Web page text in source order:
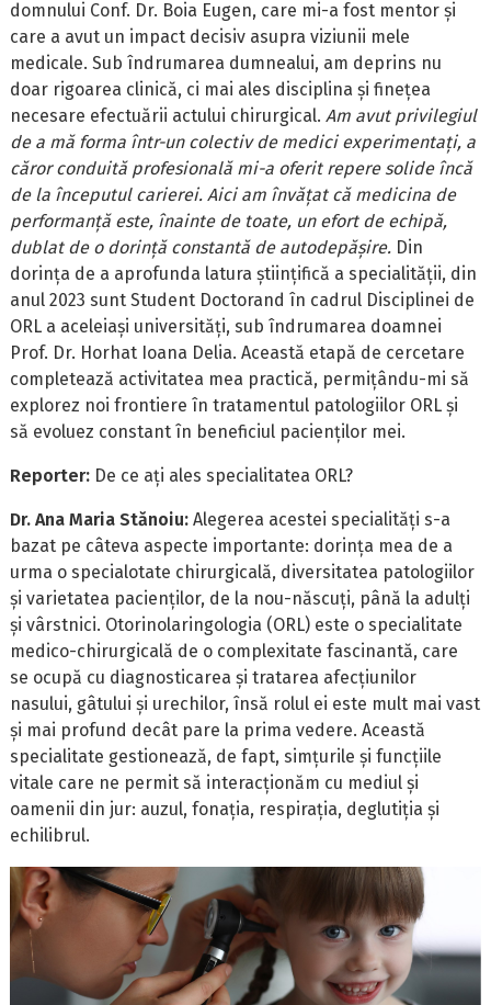
domnului Conf. Dr. Boia Eugen, care mi-a fost mentor și
care a avut un impact decisiv asupra viziunii mele
medicale. Sub îndrumarea dumnealui, am deprins nu
doar rigoarea clinică, ci mai ales disciplina și finețea
necesare efectuării actului chirurgical.Am avut privilegiul
de a mă forma într-un colectiv de medici experimentați, a
căror conduită profesională mi-a oferit repere solide încă
de la începutul carierei. Aici am învățat că medicina de
performanță este, înainte de toate, un efort de echipă,
dublat de o dorință constantă de autodepășire. Din
dorința de a aprofunda latura științifică a specialității, din
anul 2023 sunt Student Doctorand în cadrul Disciplinei de
ORL a aceleiași universități, sub îndrumarea doamnei
Prof. Dr. Horhat Ioana Delia. Această etapă de cercetare
completează activitatea mea practică, permițându-mi să
explorez noi frontiere în tratamentul patologiilor ORL și
să evoluez constant în beneficiul pacienților mei.
Reporter: De ce ați ales specialitatea ORL?
Dr. Ana Maria Stănoiu:Alegerea acestei specialități s-a
bazat pe câteva aspecte importante: dorința mea de a
urma o specialotate chirurgicală, diversitatea patologiilor
și varietatea pacienților, de la nou-născuți, până la adulți
și vârstnici. Otorinolaringologia (ORL) este o specialitate
medico-chirurgicală de o complexitate fascinantă, care
se ocupă cu diagnosticarea și tratarea afecțiunilor
nasului, gâtului și urechilor, însă rolul ei este mult mai vast
și mai profund decât pare la prima vedere. Această
specialitate gestionează, de fapt, simțurile și funcțiile
vitale care ne permit să interacționăm cu mediul și
oamenii din jur: auzul, fonația, respirația, deglutiția și
echilibrul.